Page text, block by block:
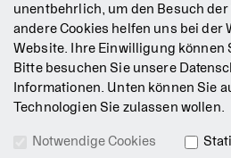
Presse
Jobs
Kontakt
Newsletter
AGB
unentbehrlich, um den Besuch
andere Cookies helfen uns bei
Website. Ihre Einwilligung können
Bitte besuchen Sie unsere
Informationen. Unten können Sie
Technologien Sie zulassen wollen.
Notwendige Cookies